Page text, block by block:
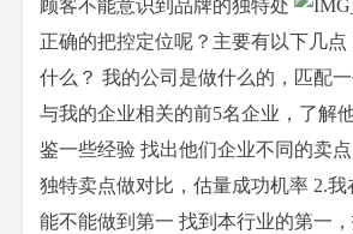
顾客不能意识到品牌的独特处
正确的把控定位呢？主要有以下几点
什么？ 我的公司是做什么的，匹配
与我的企业相关的前5名企业，了解
鉴一些经验 找出他们企业不同的卖
独特卖点做对比，估量成功机率 2.
能不能做到第一 找到本行业的第一